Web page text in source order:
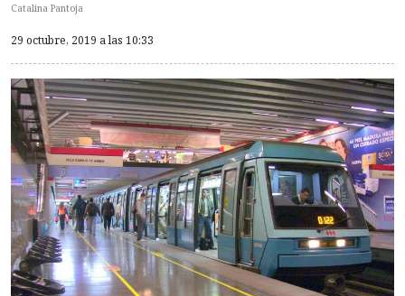
Catalina Pantoja
29 octubre, 2019 a las 10:33